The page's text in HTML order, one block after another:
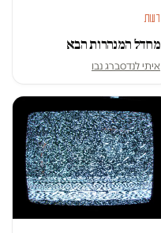
דעות
מחדל המנהרות הבא
איתי לנדסברג נבו